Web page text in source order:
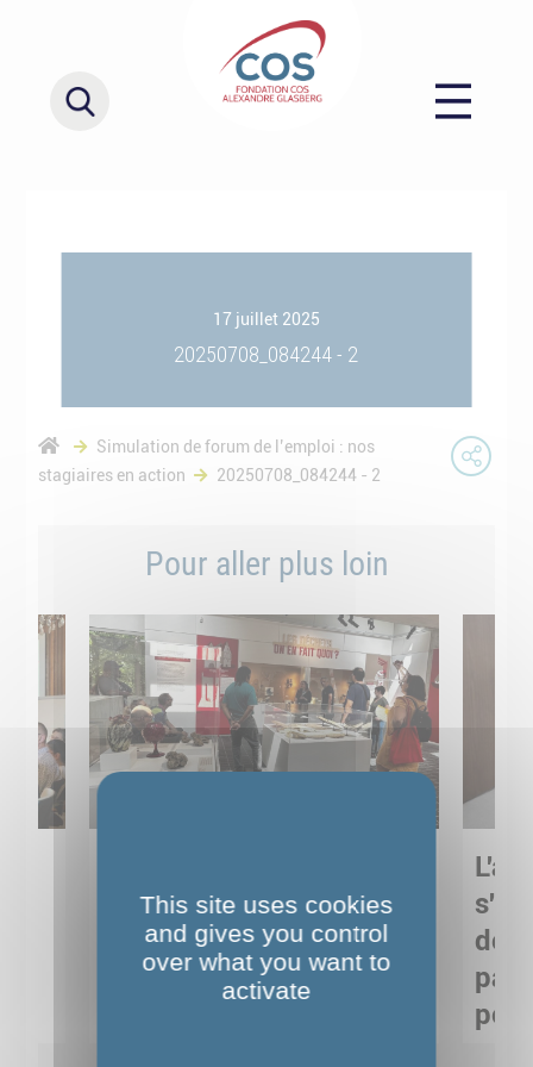
17 juillet 2025
20250708_084244 - 2
Simulation de forum de l’emploi : nos
stagiaires en action
20250708_084244 - 2
Pour aller plus loin
Musée de Préhistoire de
Nemours : apprendre
autrement grâce à la
de
This site uses cookies
and gives you control
over what you want to
activate